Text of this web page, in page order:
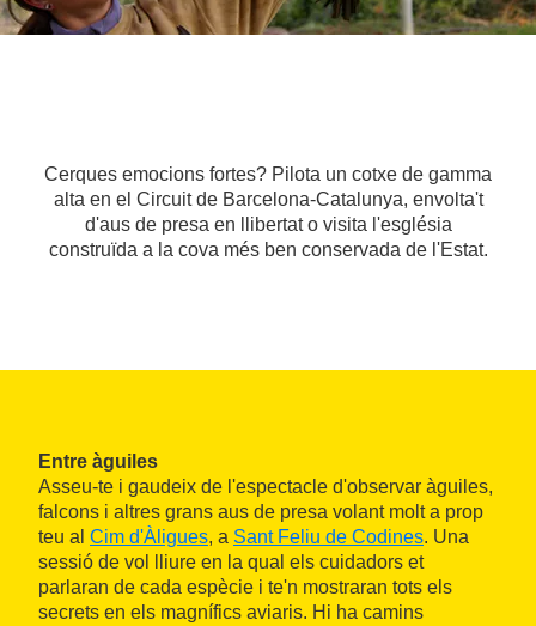
Cerques emocions fortes? Pilota un cotxe de gamma
alta en el Circuit de Barcelona-Catalunya, envolta't
d'aus de presa en llibertat o visita l'església
construïda a la cova més ben conservada de l'Estat.
Entre àguiles
Asseu-te i gaudeix de l'espectacle d'observar àguiles,
falcons i altres grans aus de presa volant molt a prop
teu al Cim d'Àligues, a Sant Feliu de Codines. Una
sessió de vol lliure en la qual els cuidadors et
parlaran de cada espècie i te'n mostraran tots els
secrets en els magnífics aviaris. Hi ha camins